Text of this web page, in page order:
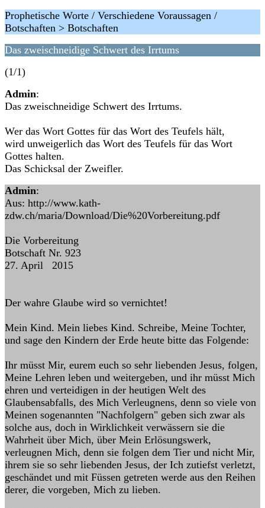
Prophetische Worte / Verschiedene Voraussagen /
Botschaften > Botschaften
Das zweischneidige Schwert des Irrtums
(1/1)
Admin:
Das zweischneidige Schwert des Irrtums.
Wer das Wort Gottes für das Wort des Teufels hält,
wird unweigerlich das Wort des Teufels für das Wort
Gottes halten.
Das Schicksal der Zweifler.
Admin:
Aus: http://www.kath-
zdw.ch/maria/Download/Die%20Vorbereitung.pdf
Die Vorbereitung
Botschaft Nr. 923
27. April 2015
Der wahre Glaube wird so vernichtet!
Mein Kind. Mein liebes Kind. Schreibe, Meine Tochter,
und sage den Kindern der Erde heute bitte das Folgende:
Ihr müsst Mir, eurem euch so sehr liebenden Jesus, folgen,
Meine Lehren leben und weitergeben, und ihr müsst Mich
ehren und verteidigen in der heutigen Welt des
Glaubensabfalls, des Mich Verleugnens, denn so viele von
Meinen sogenannten "Nachfolgern" geben sich zwar als
solche aus, doch in Wirklichkeit verwässern sie die
Wahrheit über Mich, über Mein Erlösungswerk,
verleugnen Mich, denn sie folgen dem Tier und nicht Mir,
ihrem sie so sehr liebenden Jesus, der Ich zutiefst verletzt,
geschändet und mit Füssen getreten werde aus den Reihen
derer, die vorgeben, Mich zu lieben.